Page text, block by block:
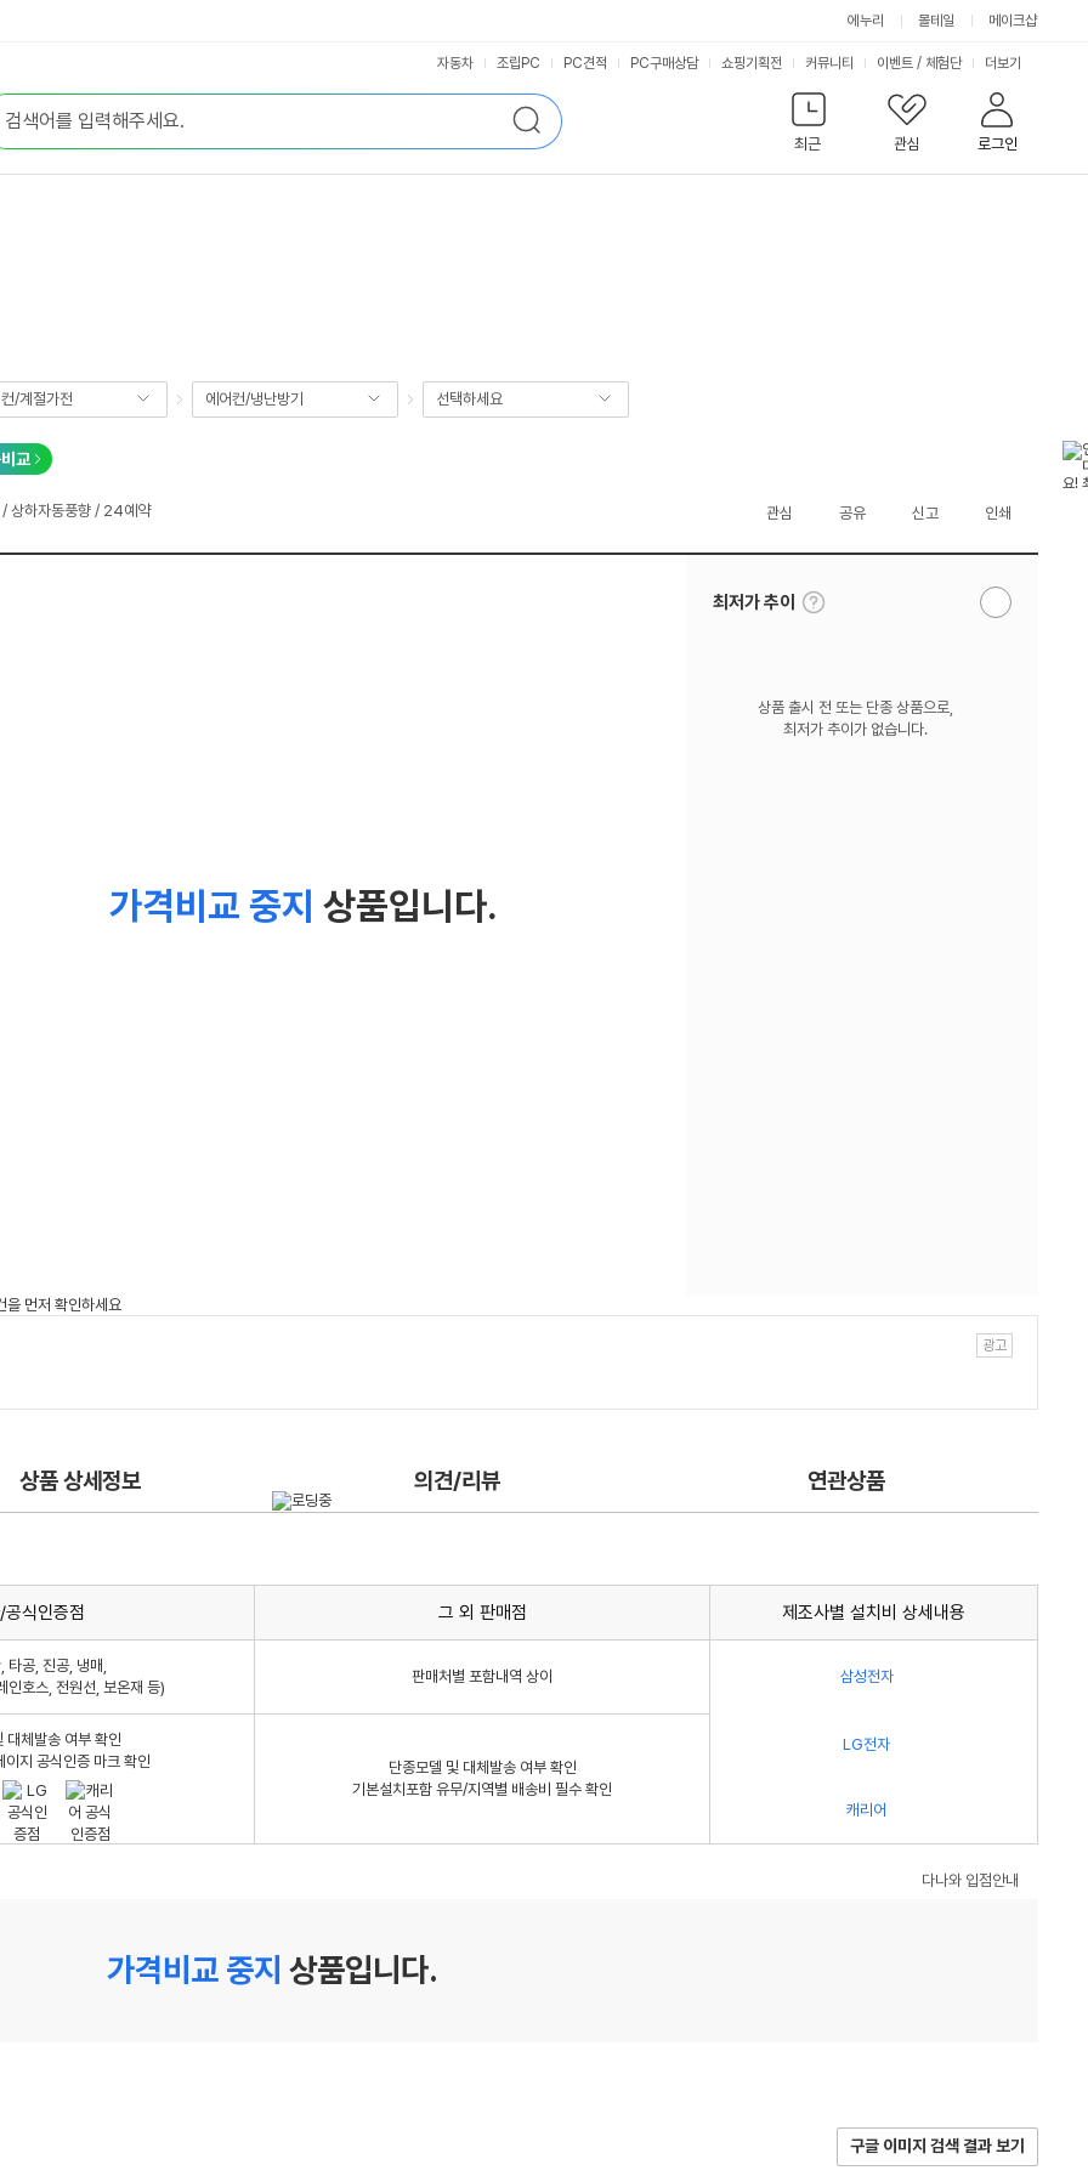
에누리 몰테일 메이크샵
검
색
최근
관심 로그인
자동차 조립PC PC견적 PC구매상담 쇼핑기획전 커뮤니티 이벤트 / 체험단 서
비
스
더보기
/계절가전 에어컨/냉난방기 선택하세요
교
/ 상하자동풍향 / 24예약 관심 공유 신고 인쇄
가격비교 중지 상품입니다.
최저가 추이
툴
팁
알
상품 출시 전 또는 단종 상품으로,
최저가 추이가 없습니다.
상품 상세정보 의견/리뷰 연관상품
공식인증점 그 외 판매점 제조사별 설치비 상세내용
타공, 진공, 냉매,
인호스, 전원선, 보온재 등)
판매처별 포함내역 상이 삼성전자
대체발송 여부 확인
지 공식인증 마크 확인
단종모델 및 대체발송 여부 확인
기본설치포함 유무/지역별 배송비 필수 확인
LG전자
캐리어
다나와 입점안내
가격비교 중지 상품입니다.
구글 이미지 검색 결과 보기